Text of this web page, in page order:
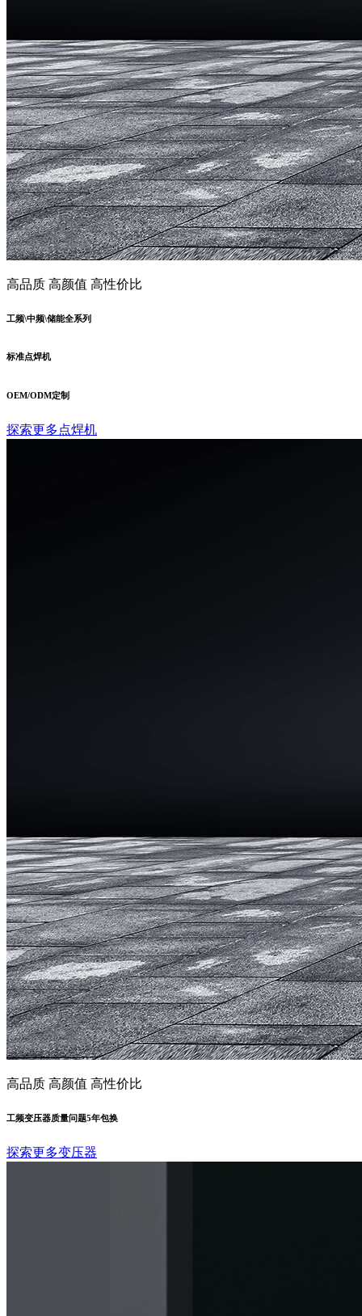
高品质 高颜值 高性价比
工频\中频\储能全系列
标准点焊机
OEM/ODM定制
探索更多点焊机
高品质 高颜值 高性价比
工频变压器质量问题5年包换
探索更多变压器